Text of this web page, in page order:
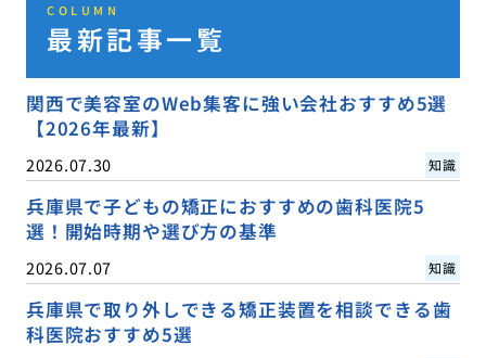
COLUMN
最新記事一覧
関西で美容室のWeb集客に強い会社おすすめ5選
【2026年最新】
2026.07.30 知識
兵庫県で子どもの矯正におすすめの歯科医院5
選！開始時期や選び方の基準
2026.07.07 知識
兵庫県で取り外しできる矯正装置を相談できる歯
科医院おすすめ5選